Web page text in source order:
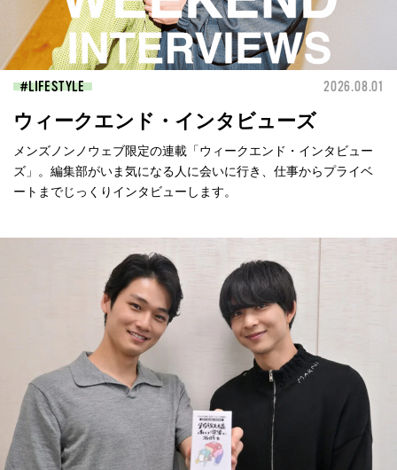
LIFESTYLE 2026.08.01
ウィークエンド・インタビューズ
メンズノンノウェブ限定の連載「ウィークエンド・インタビュー
ズ」。編集部がいま気になる人に会いに行き、仕事からプライベ
ートまでじっくりインタビューします。